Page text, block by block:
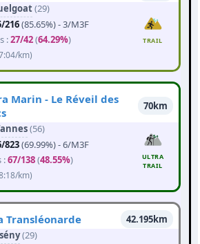
(29)
216(85.65%) - 3/M3F
:27/42(64.29%)
km)
TRAIL
Marin - Le Réveil des
70km
(56)
823(69.99%) - 6/M3F
:67/138(48.55%)
km)
ULTRA
TRAIL
Transléonarde
42.195km
(29)